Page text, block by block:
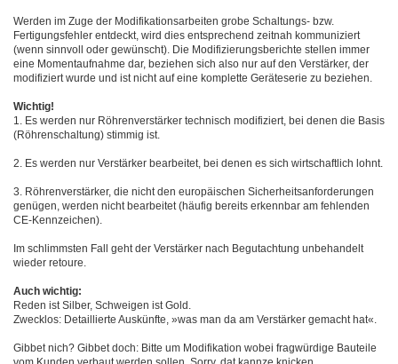
Werden im Zuge der Modifikationsarbeiten grobe Schaltungs- bzw.
Fertigungsfehler entdeckt, wird dies entsprechend zeitnah kommuniziert
(wenn sinnvoll oder gewünscht). Die Modifizierungsberichte stellen immer
eine Momentaufnahme dar, beziehen sich also nur auf den Verstärker, der
modifiziert wurde und ist nicht auf eine komplette Geräteserie zu beziehen.
Wichtig!
1. Es werden nur Röhrenverstärker technisch modifiziert, bei denen die Basis
(Röhrenschaltung) stimmig ist.
2. Es werden nur Verstärker bearbeitet, bei denen es sich wirtschaftlich lohnt.
3. Röhrenverstärker, die nicht den europäischen Sicherheitsanforderungen
genügen, werden nicht bearbeitet (häufig bereits erkennbar am fehlenden
CE-Kennzeichen).
Im schlimmsten Fall geht der Verstärker nach Begutachtung unbehandelt
wieder retoure.
Auch wichtig:
Reden ist Silber, Schweigen ist Gold.
Zwecklos: Detaillierte Auskünfte, »was man da am Verstärker gemacht hat«.
Gibbet nich? Gibbet doch: Bitte um Modifikation wobei fragwürdige Bauteile